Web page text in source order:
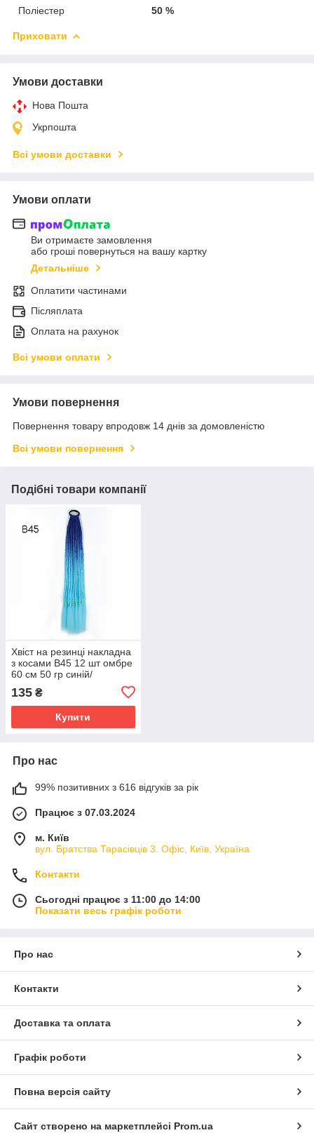
Поліестер
50 %
Приховати
Умови доставки
Нова Пошта
Укрпошта
Всі умови доставки
Умови оплати
Ви отримаєте замовлення
або гроші повернуться на вашу картку
Детальніше
Оплатити частинами
Післяплата
Оплата на рахунок
Всі умови оплати
Умови повернення
Повернення товару впродовж 14 днів за домовленістю
Всі умови повернення
Подібні товари компанії
Хвіст на резинці накладна
з косами B45 12 шт омбре
60 см 50 гр синій/
135 ₴
Купити
Про нас
99% позитивних з 616 відгуків за рік
Працює з 07.03.2024
м. Київ
вул. Братства Тарасівців 3. Офіс, Київ, Україна
Контакти
Сьогодні працює з 11:00 до 14:00
Показати весь графік роботи
Про нас
Контакти
Доставка та оплата
Графік роботи
Повна версія сайту
Сайт створено на маркетплейсі Prom.ua